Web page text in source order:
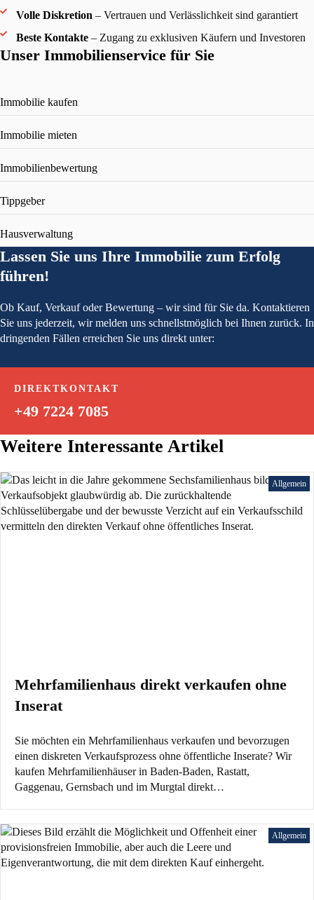
Volle Diskretion – Vertrauen und Verlässlichkeit sind garantiert
Beste Kontakte– Zugang zu exklusiven Käufern und Investoren
Unser Immobilienservice für Sie
Immobilie kaufen
Immobilie mieten
Immobilienbewertung
Tippgeber
Hausverwaltung
Lassen Sie uns Ihre Immobilie zum Erfolg
führen!
Ob Kauf, Verkauf oder Bewertung – wir sind für Sie da. Kontaktieren
Sie uns jederzeit, wir melden uns schnellstmöglich bei Ihnen zurück. In
dringenden Fällen erreichen Sie uns direkt unter:
DIREKTKONTAKT
+49 7224 7085
Weitere Interessante Artikel
Allgemein
Mehrfamilienhaus direkt verkaufen ohne
Inserat
Sie möchten ein Mehrfamilienhaus verkaufen und bevorzugen
einen diskreten Verkaufsprozess ohne öffentliche Inserate? Wir
kaufen Mehrfamilienhäuser in Baden-Baden, Rastatt,
Gaggenau, Gernsbach und im Murgtal direkt…
Allgemein